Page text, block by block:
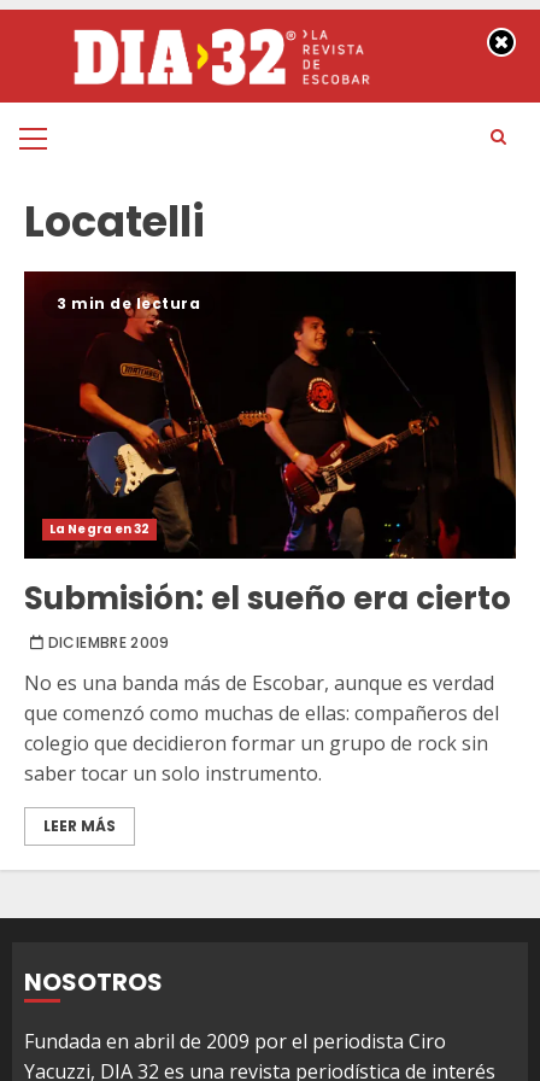
contenido
Menú
Locatelli
3 min de lectura
La Negra en 32
Submisión: el sueño era cierto
DICIEMBRE 2009
No es una banda más de Escobar, aunque es verdad
que comenzó como muchas de ellas: compañeros del
colegio que decidieron formar un grupo de rock sin
saber tocar un solo instrumento.
LEER MÁS
NOSOTROS
Fundada en abril de 2009 por el periodista Ciro
Yacuzzi, DIA 32 es una revista periodística de interés